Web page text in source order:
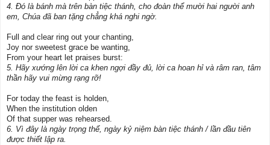
4. Ðó là bánh mà trên bàn tiệc thánh, cho đoàn thể mười hai người anh
em, Chúa đã ban tặng chẳng khá nghi ngờ.
Full and clear ring out your chanting,
Joy nor sweetest grace be wanting,
From your heart let praises burst:
5. Hãy xướng lên lời ca khen ngợi đầy đủ, lời ca hoan hỉ và râm ran, tâm
thần hãy vui mừng rạng rỡ!
For today the feast is holden,
When the institution olden
Of that supper was rehearsed.
6. Vì đây là ngày trọng thể, ngày kỷ niệm bàn tiệc thánh / lần đầu tiên
được thiết lập ra.